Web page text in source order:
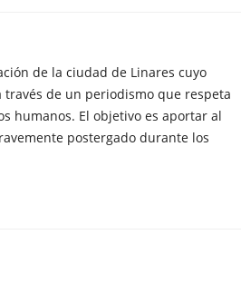
de la ciudad de Linares cuyo
de un periodismo que respeta
humanos. El objetivo es aportar al
postergado durante los